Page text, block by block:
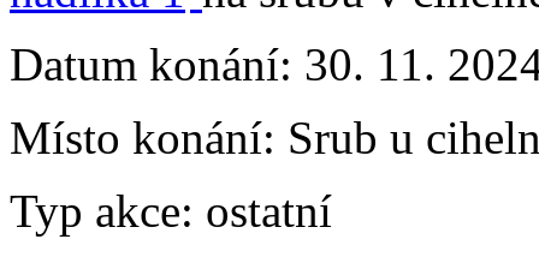
Datum konání: 30. 11.
Místo konání: Srub u
Typ akce: ostatní